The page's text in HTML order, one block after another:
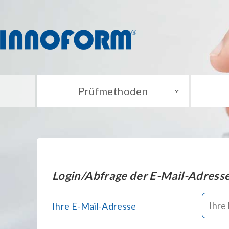
Prüfmethoden
Login/Abfrage der E-Mail-
Ihre E-Mail-Adresse